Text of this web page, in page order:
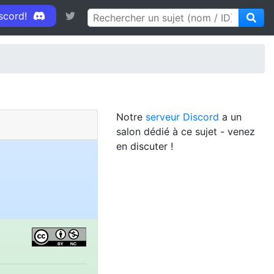
Notre serveur Discord a un
salon dédié à ce sujet - venez
en discuter !